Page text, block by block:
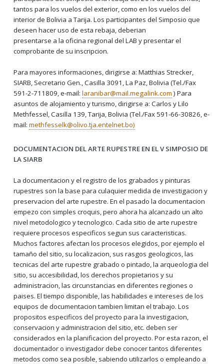
tantos para los vuelos del exterior, como en los vuelos del
interior de Bolivia a Tarija. Los participantes del Simposio que
deseen hacer uso de esta rebaja, deberian
presentarse a la oficina regional del LAB y presentar el
comprobante de su inscripcion.
Para mayores informaciones, dirigirse a: Matthias Strecker,
SIARB, Secretario Gen., Casilla 3091, La Paz, Bolivia (Tel./Fax
591-2-711809, e-mail: laranibar@mail.megalink.com ) Para
asuntos de alojamiento y turismo, dirigirse a: Carlos y Lilo
Methfessel, Casilla 139, Tarija, Bolivia (Tel./Fax 591-66-30826, e-
mail: methfesselk@olivo.tja.entelnet.bo)
DOCUMENTACION DEL ARTE RUPESTRE EN EL V SIMPOSIO DE
LA SIARB
La documentacion y el registro de los grabados y pinturas
rupestres son la base para culaquier medida de investigacion y
preservacion del arte rupestre. En el pasado la documentacion
empezo con simples croquis, pero ahora ha alcanzado un alto
nivel metodologico y tecnologico. Cada sitio de arte rupestre
requiere procesos especificos segun sus caracteristicas.
Muchos factores afectan los procesos elegidos, por ejemplo el
tamaño del sitio, su localizacion, sus rasgos geologicos, las
tecnicas del arte rupestre grabado o pintado, la arqueologia del
sitio, su accesibilidad, los derechos propietarios y su
administracion, las circunstancias en diferentes regiones o
paises. El tiempo disponible, las habilidades e intereses de los
equipos de documentacion tambien limitan el trabajo. Los
propositos especificos del proyecto para la investigacion,
conservacion y administracion del sitio, etc. deben ser
considerados en la planificacion del proyecto. Por esta razon, el
documentador o investigador debe conocer tantos diferentes
metodos como sea posible, sabiendo utilizarlos o empleando a